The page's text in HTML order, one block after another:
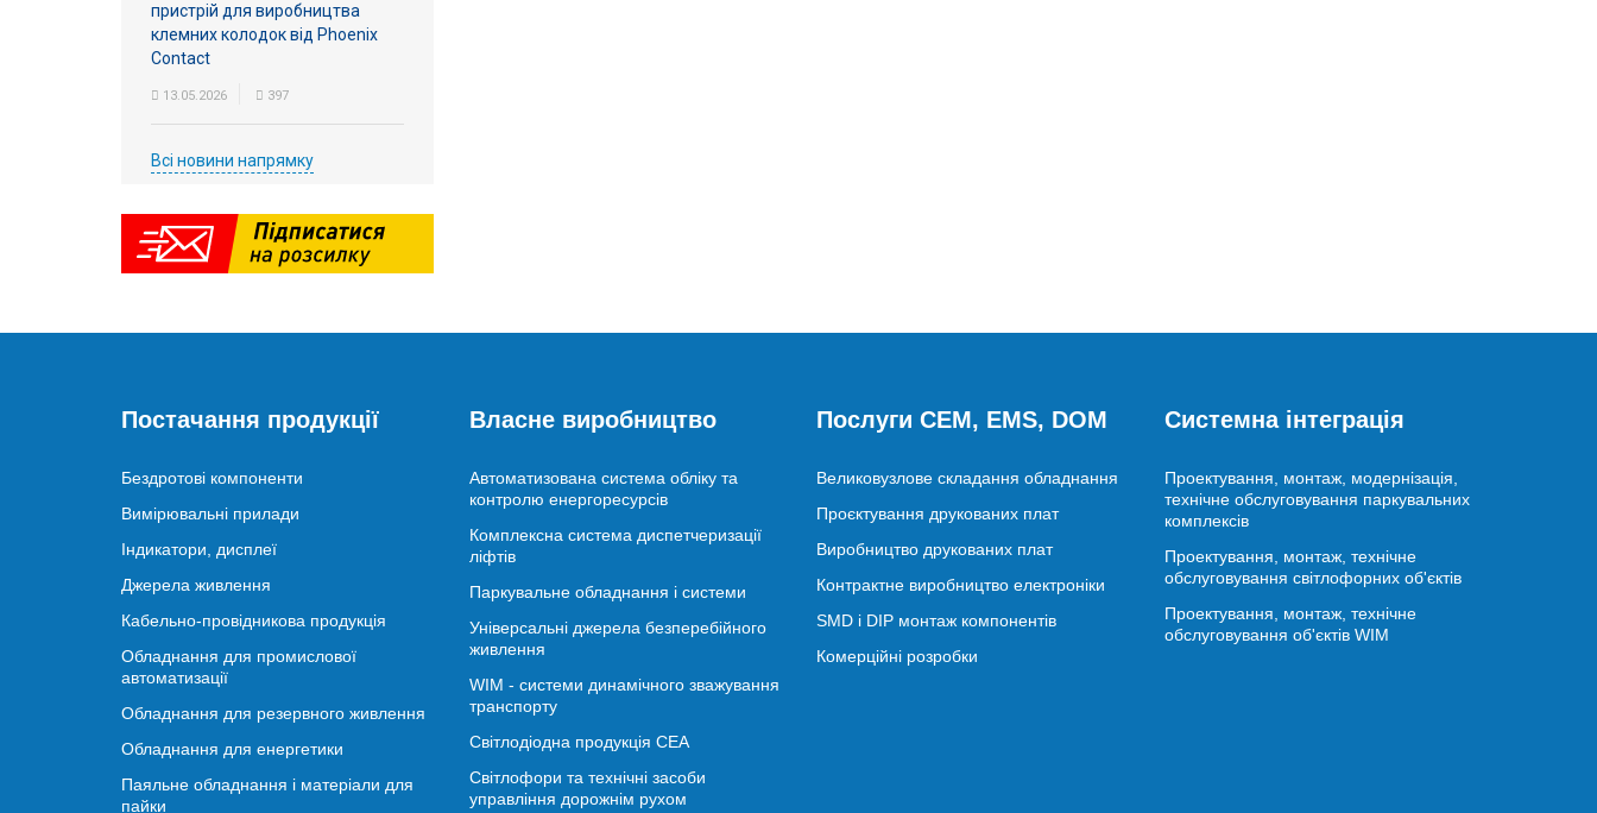
пристрій для виробництва
клемних колодок від Phoenix
Contact
13.05.2026 397
Всі новини напрямку
Постачання продукції
Бездротові компоненти
Вимірювальні прилади
Індикатори, дисплеї
Джерела живлення
Кабельно-провідникова продукція
Обладнання для промислової
автоматизації
Обладнання для резервного живлення
Обладнання для енергетики
Паяльне обладнання і матеріали для
пайки
Власне виробництво
Автоматизована система обліку та
контролю енергоресурсів
Комплексна система диспетчеризації
ліфтів
Паркувальне обладнання і системи
Універсальні джерела безперебійного
живлення
WIM - системи динамічного зважування
транспорту
Світлодіодна продукція СЕА
Світлофори та технічні засоби
управління дорожнім рухом
Послуги CEM, EMS, DOM
Великовузлове складання обладнання
Проєктування друкованих плат
Виробництво друкованих плат
Контрактне виробництво електроніки
SMD і DIP монтаж компонентів
Комерційні розробки
Системна інтеграція
Проектування, монтаж, модернізація,
технічне обслуговування паркувальних
комплексів
Проектування, монтаж, технічне
обслуговування світлофорних об'єктів
Проектування, монтаж, технічне
обслуговування об'єктів WIM